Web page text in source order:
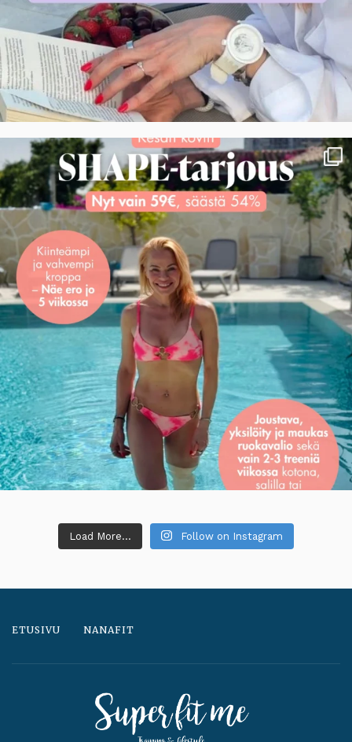
Load More... Follow on Instagram
ETUSIVU NANAFIT